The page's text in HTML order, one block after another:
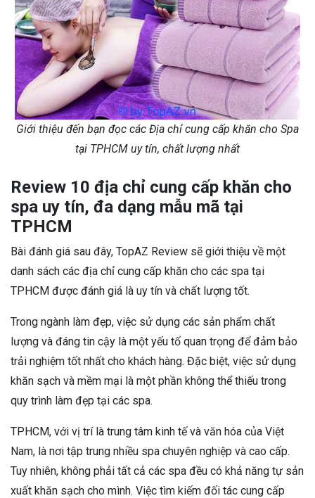
Giới thiệu đến bạn đọc các Địa chỉ cung cấp khăn cho Spa
tại TPHCM uy tín, chất lượng nhất
Review 10 địa chỉ cung cấp khăn cho
spa uy tín, đa dạng mẫu mã tại
TPHCM
Bài đánh giá sau đây, TopAZ Review sẽ giới thiệu về một
danh sách các địa chỉ cung cấp khăn cho các spa tại
TPHCM được đánh giá là uy tín và chất lượng tốt.
Trong ngành làm đẹp, việc sử dụng các sản phẩm chất
lượng và đáng tin cậy là một yếu tố quan trọng để đảm bảo
trải nghiệm tốt nhất cho khách hàng. Đặc biệt, việc sử dụng
khăn sạch và mềm mại là một phần không thể thiếu trong
quy trình làm đẹp tại các spa.
TPHCM, với vị trí là trung tâm kinh tế và văn hóa của Việt
Nam, là nơi tập trung nhiều spa chuyên nghiệp và cao cấp.
Tuy nhiên, không phải tất cả các spa đều có khả năng tự sản
xuất khăn sạch cho mình. Việc tìm kiếm đối tác cung cấp